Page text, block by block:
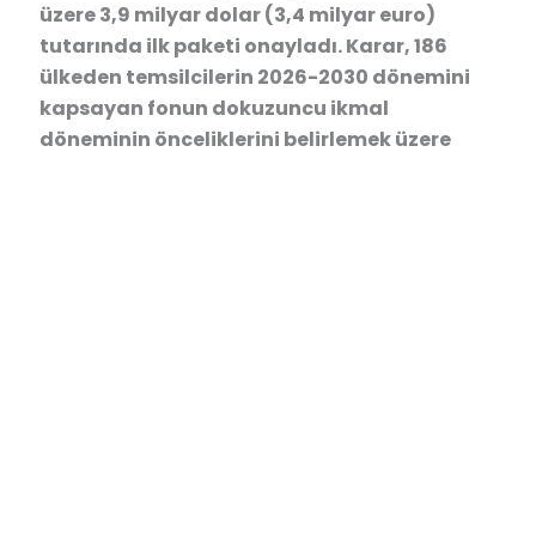
üzere 3,9 milyar dolar (3,4 milyar euro)
tutarında ilk paketi onayladı. Karar, 186
ülkeden temsilcilerin 2026-2030 dönemini
kapsayan fonun dokuzuncu ikmal
döneminin önceliklerini belirlemek üzere